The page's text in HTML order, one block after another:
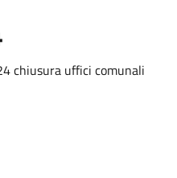
chiusura uffici comunali